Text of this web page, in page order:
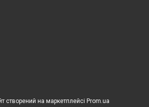
створений на маркетплейсі Prom.ua